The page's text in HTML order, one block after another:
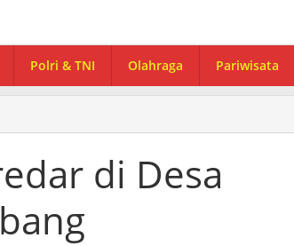
Polri & TNI Olahraga Pariwisata
di Desa